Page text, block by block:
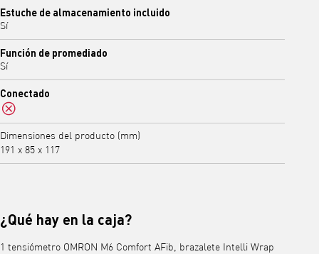
Estuche de almacenamiento incluido
Sí
Función de promediado
Sí
Conectado
No
Dimensiones del producto (mm)
191 x 85 x 117
¿Qué hay en la caja?
1 tensiómetro OMRON M6 Comfort AFib, brazalete Intelli Wrap